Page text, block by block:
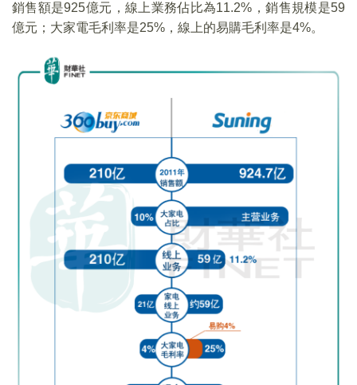
銷售額是925億元，線上業務佔比為11.2%，銷售規模是59
億元；大家電毛利率是25%，線上的易購毛利率是4%。